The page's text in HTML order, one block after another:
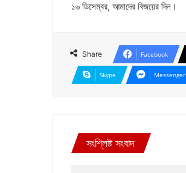
১৬ ডিসেম্বর, আমাদের বিজয়ের দিন।
Share Facebook
Skype Messenger
সংশ্লিষ্ট সংবাদ